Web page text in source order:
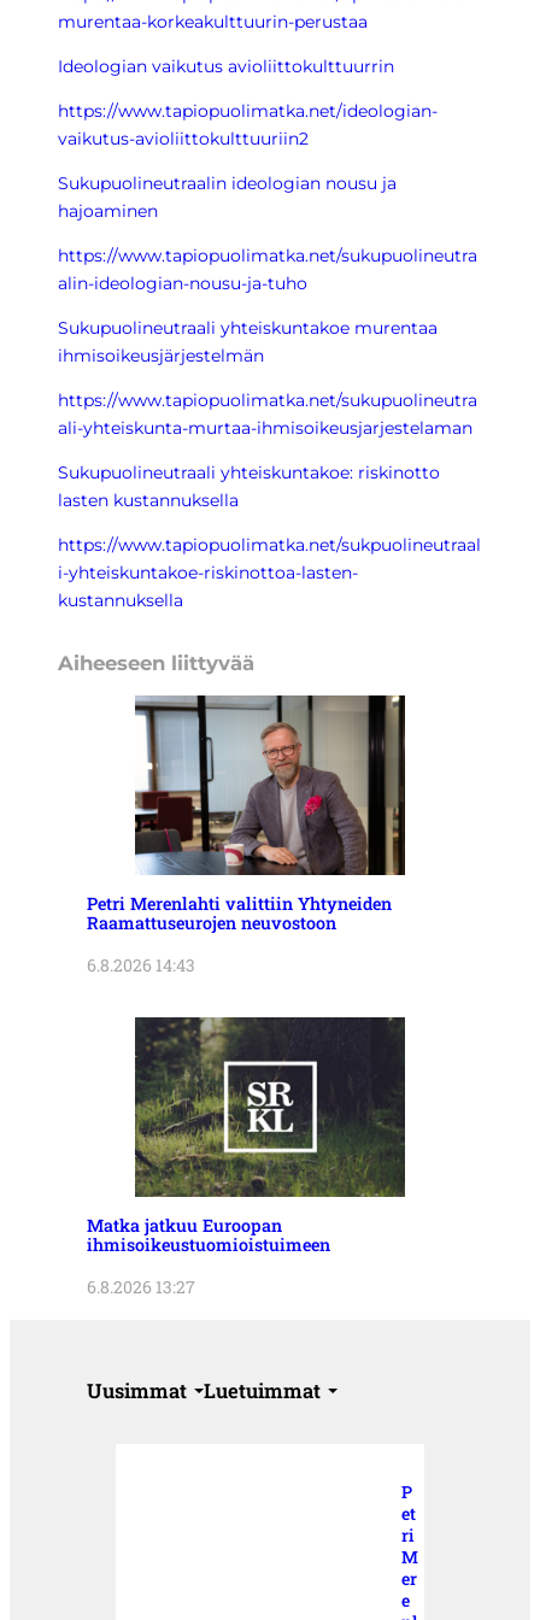
murentaa-korkeakulttuurin-perustaa
Ideologian vaikutus avioliittokulttuurrin
https://www.tapiopuolimatka.net/ideologian-
vaikutus-avioliittokulttuuriin2
Sukupuolineutraalin ideologian nousu ja
hajoaminen
https://www.tapiopuolimatka.net/sukupuolineutra
alin-ideologian-nousu-ja-tuho
Sukupuolineutraali yhteiskuntakoe murentaa
ihmisoikeusjärjestelmän
https://www.tapiopuolimatka.net/sukupuolineutra
ali-yhteiskunta-murtaa-ihmisoikeusjarjestelaman
Sukupuolineutraali yhteiskuntakoe: riskinotto
lasten kustannuksella
https://www.tapiopuolimatka.net/sukpuolineutraal
i-yhteiskuntakoe-riskinottoa-lasten-
kustannuksella
Aiheeseen liittyvää
Petri Merenlahti valittiin Yhtyneiden
Raamattuseurojen neuvostoon
6.8.2026 14:43
Matka jatkuu Euroopan
ihmisoikeustuomioistuimeen
6.8.2026 13:27
Uusimmat Luetuimmat
P
et
ri
M
er
e